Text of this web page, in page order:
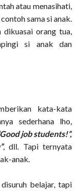
atau menasihati,
sama si anak.
orang tua,
si anak dan
kata-kata
sederhana lho,
job students!”,
, dll. Tapi ternyata
anak.
belajar, tapi